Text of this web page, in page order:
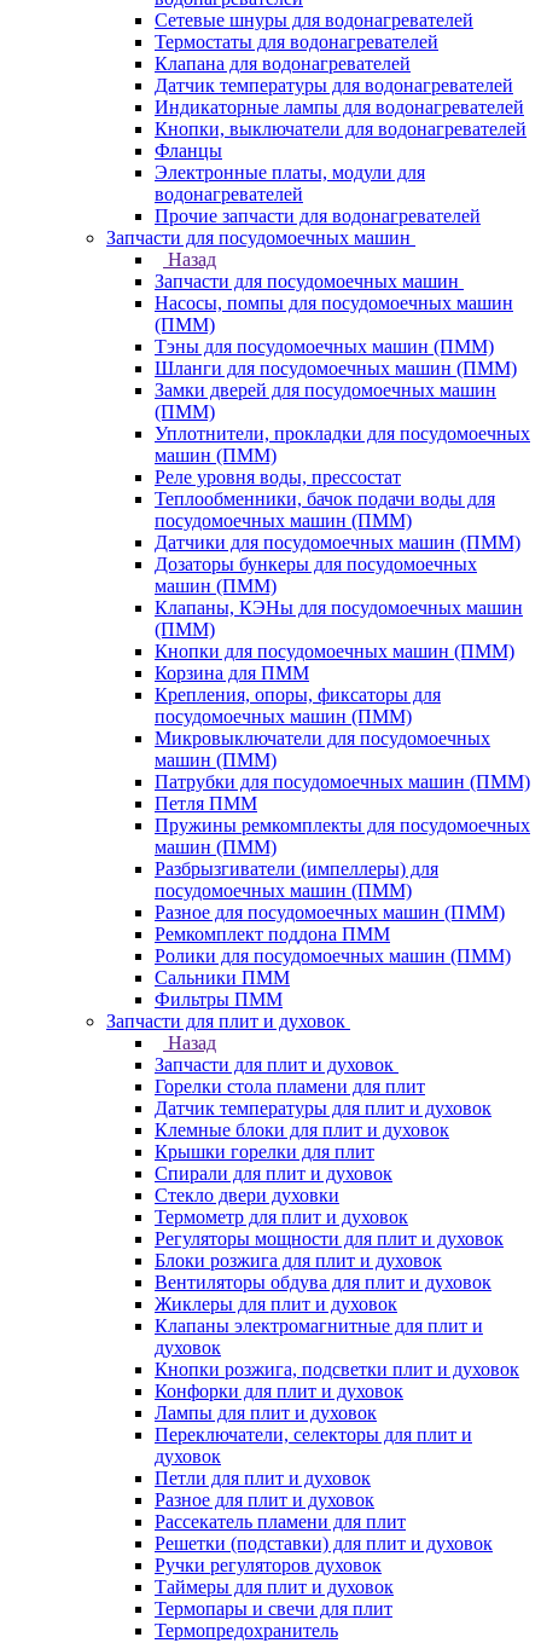
Сетевые шнуры для водонагревателей
Термостаты для водонагревателей
Клапана для водонагревателей
Датчик температуры для водонагревателей
Индикаторные лампы для водонагревателей
Кнопки, выключатели для водонагревателей
Фланцы
Электронные платы, модули для
водонагревателей
Прочие запчасти для водонагревателей
Запчасти для посудомоечных машин
Назад
Запчасти для посудомоечных машин
Насосы, помпы для посудомоечных машин
(ПММ)
Тэны для посудомоечных машин (ПММ)
Шланги для посудомоечных машин (ПММ)
Замки дверей для посудомоечных машин
(ПММ)
Уплотнители, прокладки для посудомоечных
машин (ПММ)
Реле уровня воды, прессостат
Теплообменники, бачок подачи воды для
посудомоечных машин (ПММ)
Датчики для посудомоечных машин (ПММ)
Дозаторы бункеры для посудомоечных
машин (ПММ)
Клапаны, КЭНы для посудомоечных машин
(ПММ)
Кнопки для посудомоечных машин (ПММ)
Корзина для ПММ
Крепления, опоры, фиксаторы для
посудомоечных машин (ПММ)
Микровыключатели для посудомоечных
машин (ПММ)
Патрубки для посудомоечных машин (ПММ)
Петля ПММ
Пружины ремкомплекты для посудомоечных
машин (ПММ)
Разбрызгиватели (импеллеры) для
посудомоечных машин (ПММ)
Разное для посудомоечных машин (ПММ)
Ремкомплект поддона ПММ
Ролики для посудомоечных машин (ПММ)
Сальники ПММ
Фильтры ПММ
Запчасти для плит и духовок
Назад
Запчасти для плит и духовок
Горелки стола пламени для плит
Датчик температуры для плит и духовок
Клемные блоки для плит и духовок
Крышки горелки для плит
Спирали для плит и духовок
Стекло двери духовки
Термометр для плит и духовок
Регуляторы мощности для плит и духовок
Блоки розжига для плит и духовок
Вентиляторы обдува для плит и духовок
Жиклеры для плит и духовок
Клапаны электромагнитные для плит и
духовок
Кнопки розжига, подсветки плит и духовок
Конфорки для плит и духовок
Лампы для плит и духовок
Переключатели, селекторы для плит и
духовок
Петли для плит и духовок
Разное для плит и духовок
Рассекатель пламени для плит
Решетки (подставки) для плит и духовок
Ручки регуляторов духовок
Таймеры для плит и духовок
Термопары и свечи для плит
Термопредохранитель